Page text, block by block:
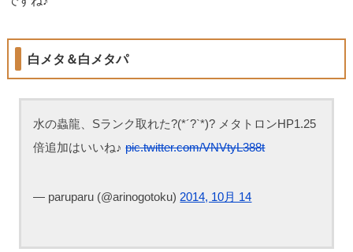
白メタ＆白メタパ
水の蟲龍、Sランク取れた?(*´?`*)? メタトロンHP1.25
倍追加はいいね♪pic.twitter.com/VNVtyL388t
— paruparu (@arinogotoku) 2014, 10月 14